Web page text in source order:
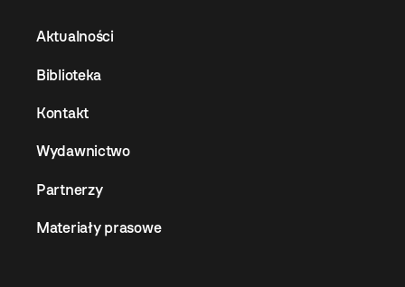
Aktualności
Biblioteka
Kontakt
Wydawnictwo
Partnerzy
Materiały prasowe